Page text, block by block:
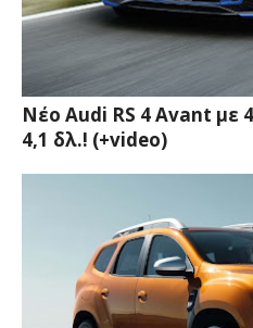
Νέο Audi RS 4 Avant με
4,1 δλ.! (+video)